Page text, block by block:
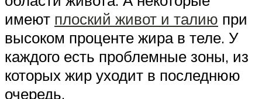
имеют плоский живот и талию при
высоком проценте жира в теле. У
каждого есть проблемные зоны, из
которых жир уходит в последнюю
очередь.